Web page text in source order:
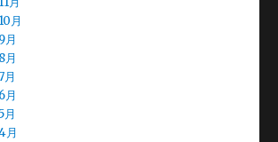
月
月
月
月
月
月
月